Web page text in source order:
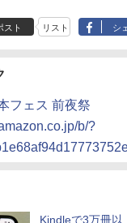
スト リスト シ
フェス 前夜祭
b/?
Kindleで3万冊以